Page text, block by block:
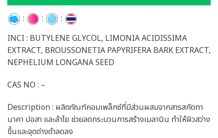
: :
:
INCI : BUTYLENE GLYCOL, LIMONIA ACIDISSIMA
EXTRACT, BROUSSONETIA PAPYRIFERA BARK EXTRACT,
NEPHELIUM LONGANA SEED
CAS NO : –
Description : ผลิตภัณฑ์คอมเพล็กซ์ที่มีส่วนผสมจากสารสกัดทา
นาคา ปอสา และลำไย ช่วยลดกระบวนการสร้างเมลานิน ทำให้ผิวสว่าง
ขึ้นและจุดด่างดำลดลง